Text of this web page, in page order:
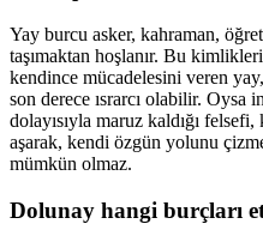
Yay burcu asker, kahraman,
taşımaktan hoşlanır. Bu
kendince mücadelesini veren
son derece ısrarcı olabilir. Oysa
dolayısıyla maruz kaldığı
aşarak, kendi özgün yolunu
mümkün olmaz.
Dolunay hangi burçları